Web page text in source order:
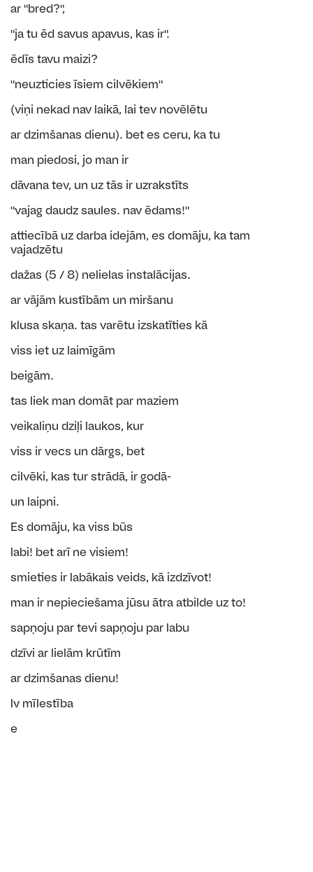
ar "bred?",
"ja tu ēd savus apavus, kas ir".
ēdīs tavu maizi?
"neuzticies īsiem cilvēkiem"
(viņi nekad nav laikā, lai tev novēlētu
ar dzimšanas dienu). bet es ceru, ka tu
man piedosi, jo man ir
dāvana tev, un uz tās ir uzrakstīts
"vajag daudz saules. nav ēdams!"
attiecībā uz darba idejām, es domāju, ka tam
vajadzētu
dažas (5 / 8) nelielas instalācijas.
ar vājām kustībām un miršanu
klusa skaņa. tas varētu izskatīties kā
viss iet uz laimīgām
beigām.
tas liek man domāt par maziem
veikaliņu dziļi laukos, kur
viss ir vecs un dārgs, bet
cilvēki, kas tur strādā, ir godā-
un laipni.
Es domāju, ka viss būs
labi! bet arī ne visiem!
smieties ir labākais veids, kā izdzīvot!
man ir nepieciešama jūsu ātra atbilde uz to!
sapņoju par tevi sapņoju par labu
dzīvi ar lielām krūtīm
ar dzimšanas dienu!
lv mīlestība
e